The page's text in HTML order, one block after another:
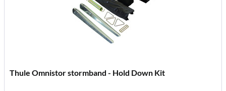
Thule Omnistor stormband - Hold Down Kit